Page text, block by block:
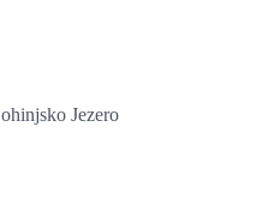
Jezero